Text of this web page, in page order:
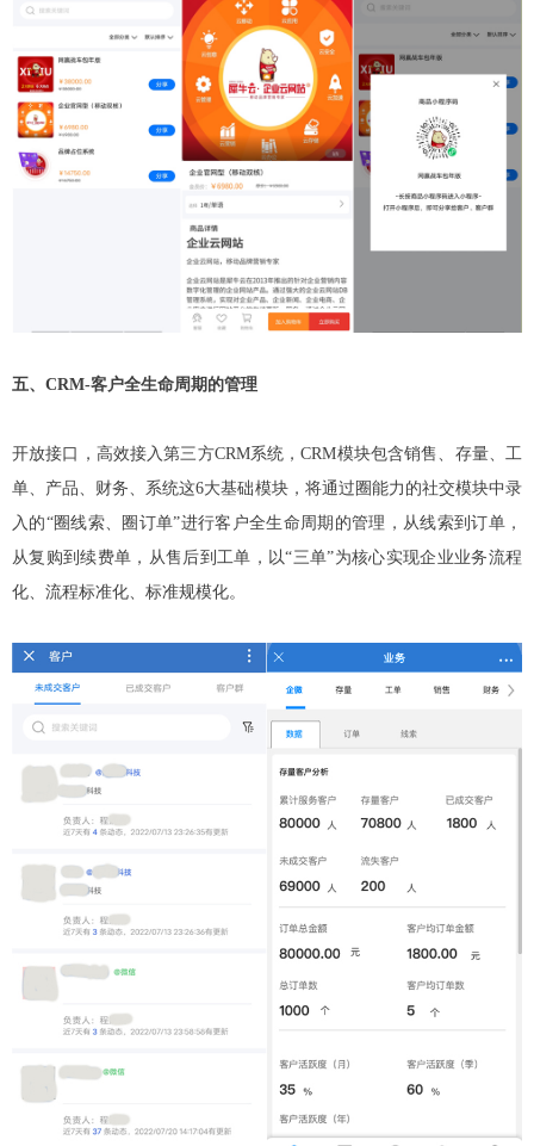
五、CRM-客户全生命周期的管理
开放接口，高效接入第三方CRM系统，CRM模块包含销售、存量、工
单、产品、财务、系统这6大基础模块，将通过圈能力的社交模块中录
入的“圈线索、圈订单”进行客户全生命周期的管理，从线索到订单，
从复购到续费单，从售后到工单，以“三单”为核心实现企业业务流程
化、流程标准化、标准规模化。